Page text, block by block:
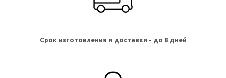
Срок изготовления и доставки - до 8 дней